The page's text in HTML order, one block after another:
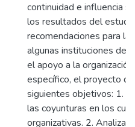
continuidad e influencia
los resultados del
recomendaciones para
algunas instituciones del
el apoyo a la
específico, el proyecto
siguientes objetivos: 1.
las coyunturas en los
organizativas. 2. Analizar